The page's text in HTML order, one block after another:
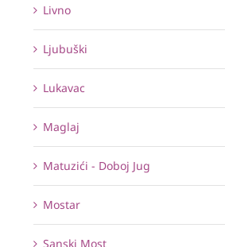
Livno
Ljubuški
Lukavac
Maglaj
Matuzići - Doboj Jug
Mostar
Sanski Most